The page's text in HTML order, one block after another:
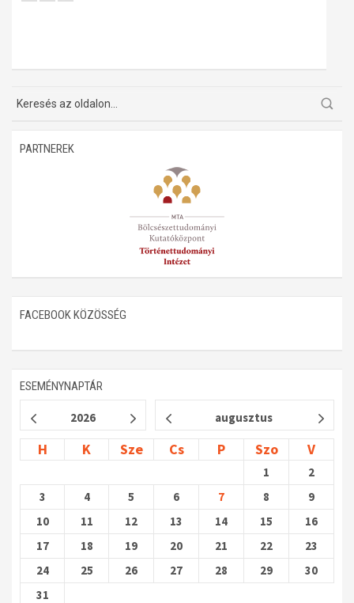
PARTNEREK
FACEBOOK KÖZÖSSÉG
ESEMÉNYNAPTÁR
2026 augusztus
H K Sze Cs P Szo V
1
2
3
4 5 6 7 8
9
10
11 12 13 14 15
16
17
18 19 20 21 22
23
24
25 26 27 28 29
30
31